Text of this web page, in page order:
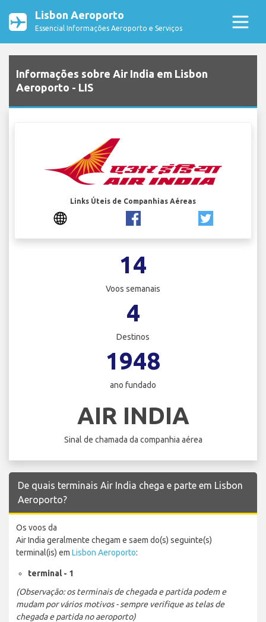
Lisbon Aeroporto
Essencial Informações Aeroporto e Serviços
Informações sobre Air India em Lisbon
Aeroporto - LIS
Links Úteis de Companhias Aéreas
14
Voos semanais
4
Destinos
1948
ano fundado
AIR INDIA
Sinal de chamada da companhia aérea
De quais terminais Air India chega e parte em Lisbon
Aeroporto?
Os voos da
Air India geralmente chegam e saem do(s) seguinte(s)
terminal(is) em Lisbon Aeroporto:
terminal - 1
(Observação: os terminais de chegada e partida podem e
mudam por vários motivos - sempre verifique as telas de
chegada e partida no aeroporto)